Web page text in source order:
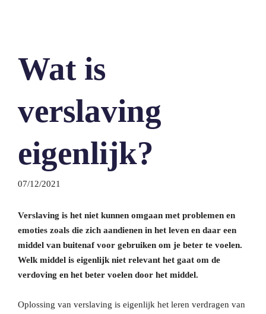
Wat is
verslaving
eigenlijk?
07/12/2021
Verslaving is het niet kunnen omgaan met problemen en
emoties zoals die zich aandienen in het leven en daar een
middel van buitenaf voor gebruiken om je beter te voelen.
Welk middel is eigenlijk niet relevant het gaat om de
verdoving en het beter voelen door het middel.
Oplossing van verslaving is eigenlijk het leren verdragen van